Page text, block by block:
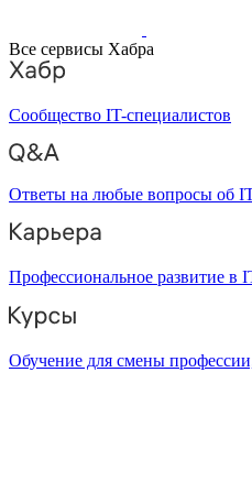
Все сервисы Хабра
Сообщество IT-специалистов
Ответы на любые вопросы об
Профессиональное развитие в
Обучение для смены